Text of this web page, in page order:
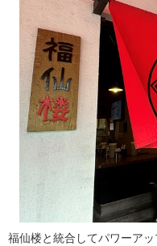
福仙楼と統合してパワーアッ